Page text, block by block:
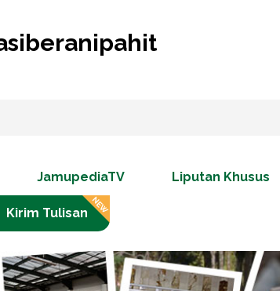
JamupediaTV Liputan Khusus
Kirim Tulisan